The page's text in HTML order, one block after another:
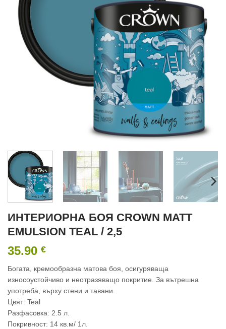
ИНТЕРИОРНА БОЯ CROWN MATT
EMULSION TEAL / 2,5
35.90 €
Богата, кремообразна матова боя, осигуряваща
износоустойчиво и неотразяващо покритие. За вътрешна
употреба, върху стени и тавани.
Цвят: Teal
Разфасовка: 2.5 л.
Покривност: 14 кв.м/ 1л.